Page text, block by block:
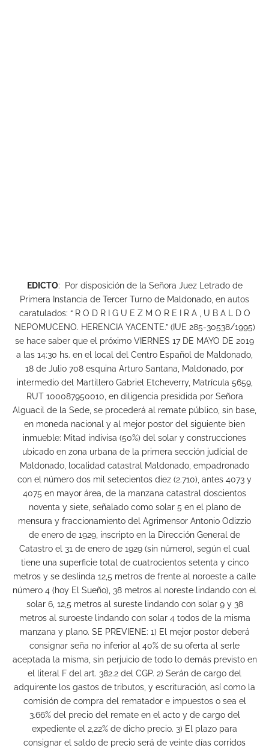
EDICTO: Por disposición de la Señora Juez Letrado de
Primera Instancia de Tercer Turno de Maldonado, en autos
caratulados: “ R O D R I G U E Z M O R E I R A , U B A L D O
NEPOMUCENO. HERENCIA YACENTE.” (IUE 285-30538/1995)
se hace saber que el próximo VIERNES 17 DE MAYO DE 2019
a las 14:30 hs. en el local del Centro Español de Maldonado,
18 de Julio 708 esquina Arturo Santana, Maldonado, por
intermedio del Martillero Gabriel Etcheverry, Matrícula 5659,
RUT 100087950010, en diligencia presidida por Señora
Alguacil de la Sede, se procederá al remate público, sin base,
en moneda nacional y al mejor postor del siguiente bien
inmueble: Mitad indivisa (50%) del solar y construcciones
ubicado en zona urbana de la primera sección judicial de
Maldonado, localidad catastral Maldonado, empadronado
con el número dos mil setecientos diez (2.710), antes 4073 y
4075 en mayor área, de la manzana catastral doscientos
noventa y siete, señalado como solar 5 en el plano de
mensura y fraccionamiento del Agrimensor Antonio Odizzio
de enero de 1929, inscripto en la Dirección General de
Catastro el 31 de enero de 1929 (sin número), según el cual
tiene una superficie total de cuatrocientos setenta y cinco
metros y se deslinda 12,5 metros de frente al noroeste a calle
número 4 (hoy El Sueño), 38 metros al noreste lindando con el
solar 6, 12,5 metros al sureste lindando con solar 9 y 38
metros al suroeste lindando con solar 4 todos de la misma
manzana y plano. SE PREVIENE: 1) El mejor postor deberá
consignar seña no inferior al 40% de su oferta al serle
aceptada la misma, sin perjuicio de todo lo demás previsto en
el literal F del art. 382.2 del CGP. 2) Serán de cargo del
adquirente los gastos de tributos, y escrituración, así como la
comisión de compra del rematador e impuestos o sea el
3.66% del precio del remate en el acto y de cargo del
expediente el 2,22% de dicho precio. 3) El plazo para
consignar el saldo de precio será de veinte días corridos